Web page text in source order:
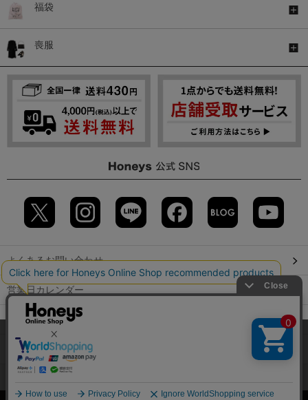
福袋
喪服
よくあるお問い合わせ
営業日カレンダー
店舗検索
GLOBAL GUIDE（海外からご利用のお客様）
当サイトでは、サイトの利便性向上のため、クッキー(Cookie)を使
用しています。詳しくは「
」をご覧くださ
OK